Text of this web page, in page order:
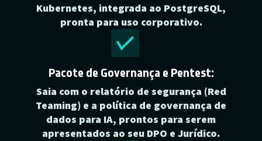
Kubernetes, integrada ao PostgreSQL,
pronta para uso corporativo.
Pacote de Governança e Pentest:
Saia com o relatório de segurança (Red
Teaming) e a política de governança de
dados para IA, prontos para serem
apresentados ao seu DPO e Jurídico.